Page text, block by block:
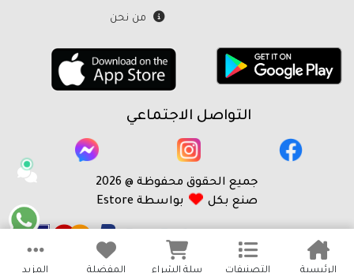
الرئيسية التصنيفات سلة الشراء المفضلة المزيد
من نحن
التواصل الاجتماعي
جميع الحقوق محفوظة @ 2026
صنع بكل
بواسطة Estore